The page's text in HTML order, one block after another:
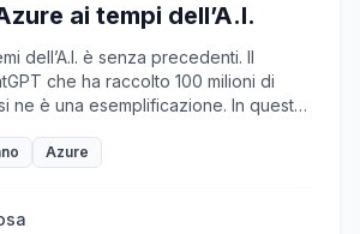
ai tempi dell’A.I.
dell’A.I. è senza precedenti. Il
che ha raccolto 100 milioni di
ne è una esemplificazione. In questa
che fanno di Azure la
Azure